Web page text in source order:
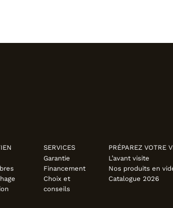
SERVICES
Garantie
Financement
Choix et
conseils
PRÉPAREZ VOTRE
L’avant visite
Nos produits en
Catalogue 2026